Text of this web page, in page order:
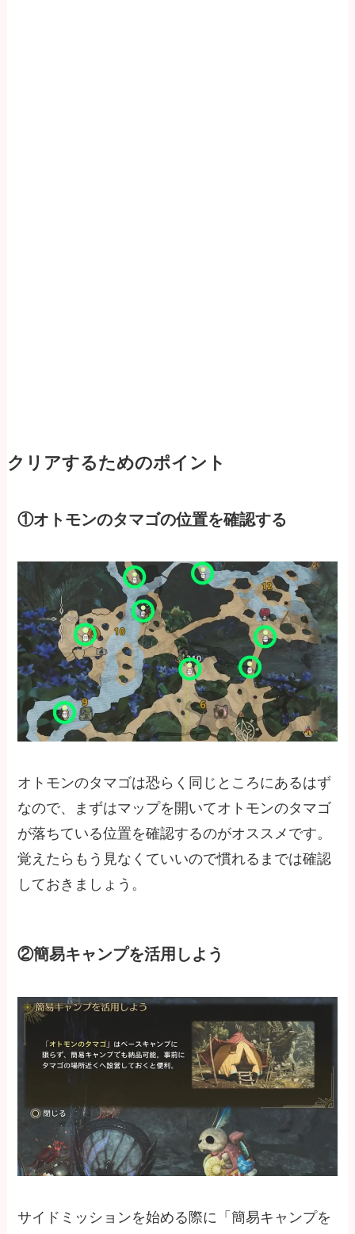
クリアするためのポイント
①オトモンのタマゴの位置を確認する
オトモンのタマゴは恐らく同じところにあるはず
なので、まずはマップを開いてオトモンのタマゴ
が落ちている位置を確認するのがオススメです。
覚えたらもう見なくていいので慣れるまでは確認
しておきましょう。
②簡易キャンプを活用しよう
サイドミッションを始める際に「簡易キャンプを